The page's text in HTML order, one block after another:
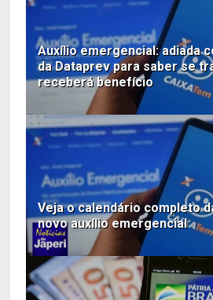
Auxílio emergencial: adiada
da Dataprev para saber se
receberá benefício
Veja o calendário completo
novo auxílio emergencial